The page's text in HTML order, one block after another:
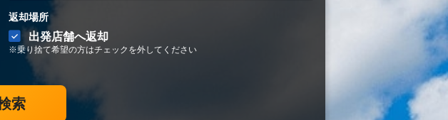
返却場所
出発店舗へ返却
※乗り捨て希望の方はチェックを外してください
索